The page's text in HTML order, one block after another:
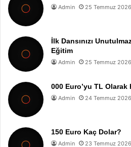
Admin 25 Temmuz 2026
İlk Dansınızı
Eğitim
Admin 25 Temmuz 2026
000 Euro’yu TL Olarak
Admin 24 Temmuz 2026
150 Euro Kaç Dolar?
Admin 23 Temmuz 2026